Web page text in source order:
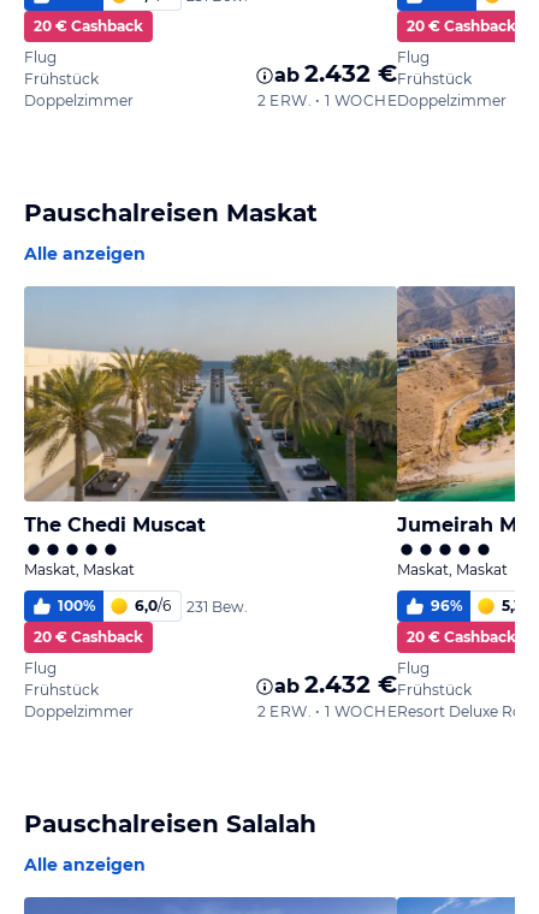
20 € Cashback
Flug
Frühstück
Doppelzimmer
ab 2.432 €
2 ERW. • 1 WOCHE
20 € Cashback
Flug
Frühstück
Doppelzimmer
Pauschalreisen Maskat
Alle anzeigen
The Chedi Muscat
Maskat, Maskat
100% 6,0/6
231 Bew.
20 € Cashback
Flug
Frühstück
Doppelzimmer
ab 2.432 €
2 ERW. • 1 WOCHE
Jumeirah
Maskat, Maskat
96% 5,3
20 € Cashback
Flug
Frühstück
Resort Deluxe
Pauschalreisen Salalah
Alle anzeigen